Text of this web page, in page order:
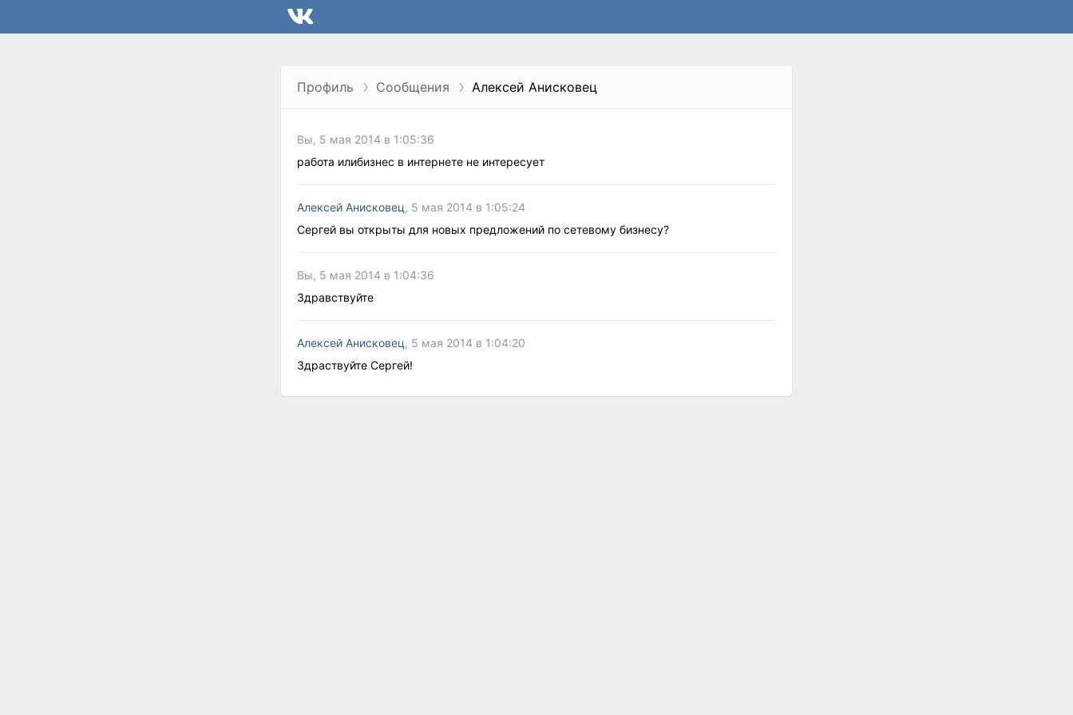
Профиль Сообщения Алексей Анисковец
Вы, 5 мая 2014 в 1:05:36
работа илибизнес в интернете не интересует
Алексей Анисковец, 5 мая 2014 в 1:05:24
Сергей вы открыты для новых предложений по сетевому бизнесу?
Вы, 5 мая 2014 в 1:04:36
Здравствуйте
Алексей Анисковец, 5 мая 2014 в 1:04:20
Здраствуйте Сергей!